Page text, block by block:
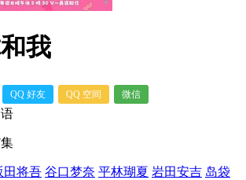
我
QQ 好友 QQ 空间 微信
田将吾 谷口梦奈 平林瑚夏 岩田安吉 岛袋